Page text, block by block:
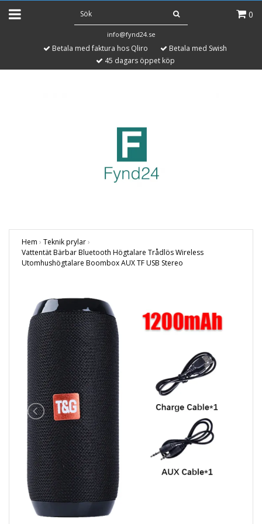
0
info@fynd24.se
Betala med faktura hos Qliro
Betala med Swish
45 dagars öppet köp
Hem › Teknik prylar›
Vattentät Bärbar Bluetooth Högtalare Trådlös Wireless
Utomhushögtalare Boombox AUX TF USB Stereo